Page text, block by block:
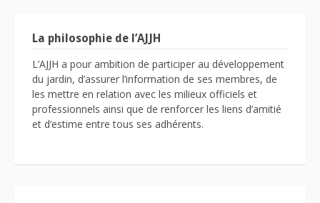
La philosophie de l’AJJH
L’AJJH a pour ambition de participer au développement
du jardin, d’assurer l’information de ses membres, de
les mettre en relation avec les milieux officiels et
professionnels ainsi que de renforcer les liens d’amitié
et d’estime entre tous ses adhérents.